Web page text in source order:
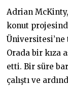
Adrian
konut
Orada bir kıza
etti. Bir süre
çalıştı ve